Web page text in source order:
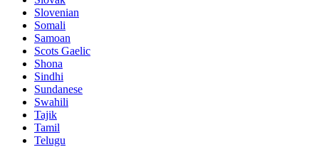
Slovenian
Somali
Samoan
Scots Gaelic
Shona
Sindhi
Sundanese
Swahili
Tajik
Tamil
Telugu